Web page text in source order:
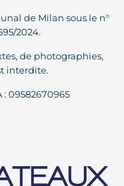
de Milan sous le n°
2024.
de photographies,
interdite.
: 09582670965